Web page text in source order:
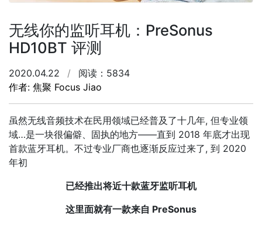
无线你的监听耳机：PreSonus
HD10BT 评测
2020.04.22 /
阅读：5834
作者: 焦聚 Focus Jiao
虽然无线音频技术在民用领域已经普及了十几年, 但专业领
域…是一块很偏僻、固执的地方——直到 2018 年底才出现
首款蓝牙耳机。不过专业厂商也逐渐反应过来了, 到 2020
年初
已经推出将近十款蓝牙监听耳机
这里面就有一款来自 PreSonus